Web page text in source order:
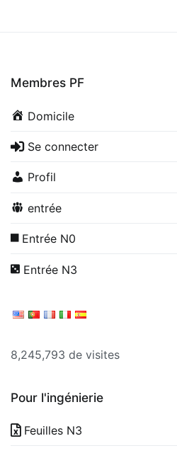
Membres PF
Domicile
Se connecter
Profil
entrée
Entrée N0
Entrée N3
8,245,793 de visites
Pour l'ingénierie
Feuilles N3